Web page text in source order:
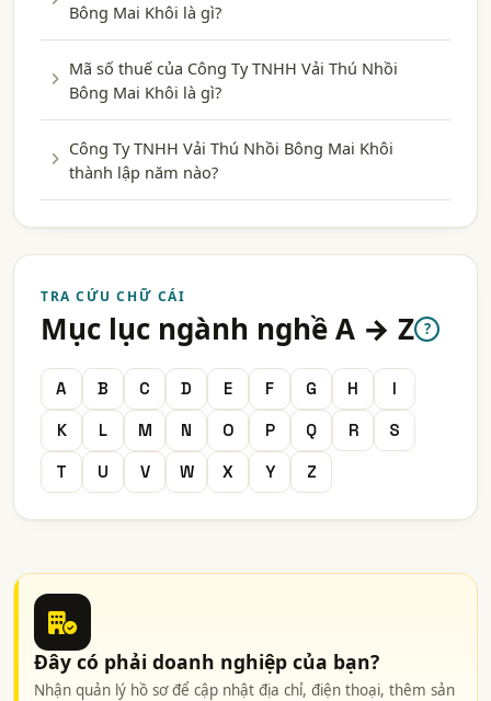
Bông Mai Khôi là gì?
Mã số thuế của Công Ty TNHH Vải Thú Nhồi
Bông Mai Khôi là gì?
Công Ty TNHH Vải Thú Nhồi Bông Mai Khôi
thành lập năm nào?
TRA CỨU CHỮ CÁI
Mục lục ngành nghề A → Z ?
A B C D E F G H
I
K
L M N O P Q R
S
T
U V W X Y Z
Đây có phải doanh nghiệp của bạn?
Nhận quản lý hồ sơ để cập nhật địa chỉ, điện thoại, thêm sản